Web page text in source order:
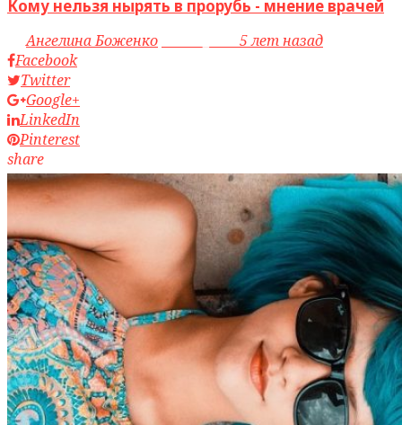
Кому нельзя нырять в прорубь - мнение врачей
byАнгелина Боженко
5 лет назад
Facebook
Twitter
Google+
LinkedIn
Pinterest
share